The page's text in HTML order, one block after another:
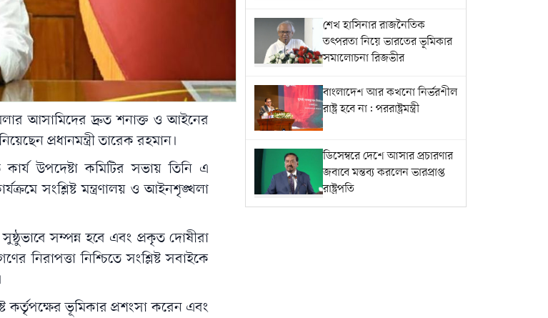
আসামিদের দ্রুত শনাক্ত ও আইনের
প্রধানমন্ত্রীতারেক রহমান।
উপদেষ্টা কমিটির সভায় তিনি এ
সংশ্লিষ্ট মন্ত্রণালয় ও আইনশৃঙ্খলা
সম্পন্ন হবে এবং প্রকৃত দোষীরা
নিরাপত্তা নিশ্চিতে সংশ্লিষ্ট সবাইকে
কর্তৃপক্ষের ভূমিকার প্রশংসা করেন এবং
শেখ হাসিনার রাজনৈতিক
তৎপরতা নিয়ে ভারতের ভূমিকার
সমালোচনা রিজভীর
বাংলাদেশ আর কখনো নির্ভরশীল
রাষ্ট্র হবে না: পররাষ্ট্রমন্ত্রী
ডিসেম্বরে দেশে আসার প্রচারণার
জবাবে মন্তব্য করলেন ভারপ্রাপ্ত
রাষ্ট্রপতি